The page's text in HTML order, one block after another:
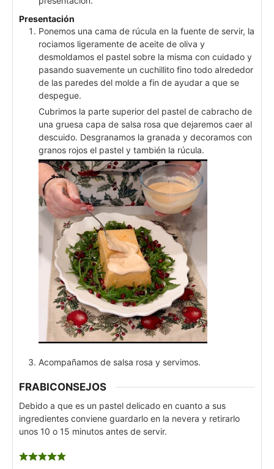
Presentación
Ponemos una cama de rúcula en la fuente de servir, la
rociamos ligeramente de aceite de oliva y
desmoldamos el pastel sobre la misma con cuidado y
pasando suavemente un cuchillito fino todo alrededor
de las paredes del molde a fin de ayudar a que se
despegue.
Cubrimos la parte superior del pastel de cabracho de
una gruesa capa de salsa rosa que dejaremos caer al
descuido. Desgranamos la granada y decoramos con
granos rojos el pastel y también la rúcula.
Acompañamos de salsa rosa y servimos.
FRABICONSEJOS
Debido a que es un pastel delicado en cuanto a sus
ingredientes conviene guardarlo en la nevera y retirarlo
unos 10 o 15 minutos antes de servir.